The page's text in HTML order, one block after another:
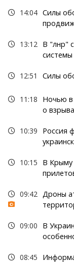
14:04 Силы
13:12 В "лнр"
12:51 Силы
11:18
Ночью в
о
10:39
Россия
10:15
В
09:42 Дроны
09:00
В
08:45